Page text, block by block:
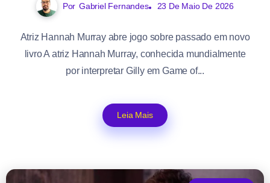
Por Gabriel Fernandes 23 De Maio De 2026
Atriz Hannah Murray abre jogo sobre passado em novo
livro A atriz Hannah Murray, conhecida mundialmente
por interpretar Gilly em Game of...
Leia Mais